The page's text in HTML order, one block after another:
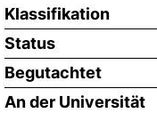
Klassifikation
Status
Begutachtet
An der Universität